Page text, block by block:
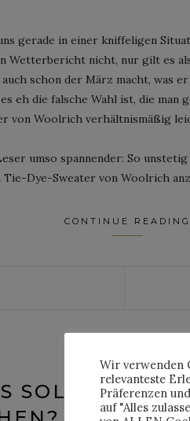
gerade in einer kniffeligen
Wetterbericht nicht, nur gilt es
schon der März macht, was
eh die falsche Wahl ist, die man
von Woolrich verhältnismäßig
umso spannender: So
Tie-Dye-Sweater von Woolrich
CONTINUE READING
STYLING
SOLL MAN
Wir verwenden
relevanteste
Präferenzen
auf "Alles